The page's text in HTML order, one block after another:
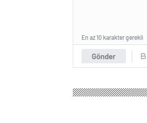
Gönder
En az 10 karakter gerekli